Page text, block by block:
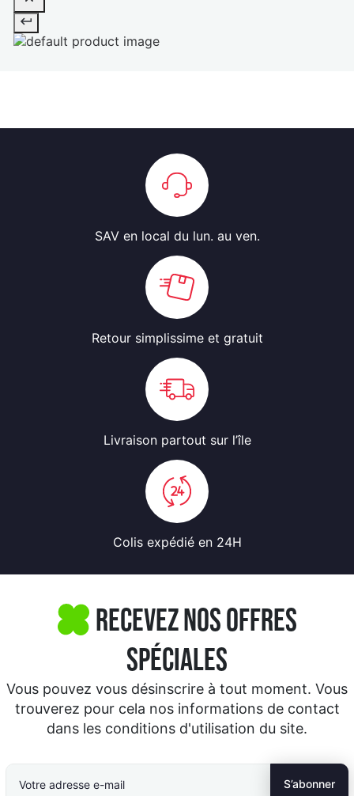
SAV en local du lun. au ven.
Retour simplissime et gratuit
Livraison partout sur l’île
Colis expédié en 24H
Recevez nos offres
spéciales
Vous pouvez vous désinscrire à tout moment. Vous
trouverez pour cela nos informations de contact
dans les conditions d'utilisation du site.